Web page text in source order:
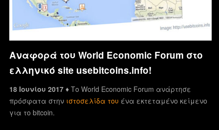
Αναφορά του World Economic Forum στο
ελληνικό site usebitcoins.info!
18 Ιουνίου 2017 ♦Το World Economic Forum ανάρτησε
πρόσφατα στην ιστοσελίδα του ένα εκτεταμένο κείμενο
για το bitcoin.